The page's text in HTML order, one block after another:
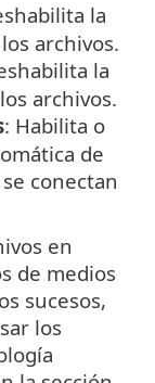
la
archivos.
la
archivos.
: Habilita o
de
conectan
en
de medios
sucesos,
los